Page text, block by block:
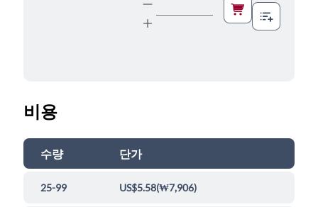
비용
수량 단가
25-99 US$5.58(₩7,906)